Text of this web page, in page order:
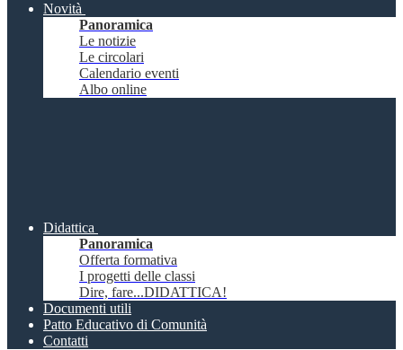
Novità
Panoramica
Le notizie
Le circolari
Calendario eventi
Albo online
Didattica
Panoramica
Offerta formativa
I progetti delle classi
Dire, fare...DIDATTICA!
Documenti utili
Patto Educativo di Comunità
Contatti